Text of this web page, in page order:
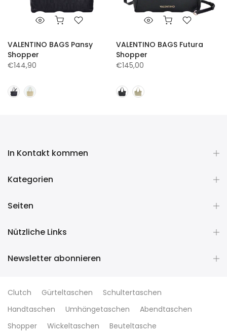
VALENTINO BAGS Pansy
Shopper
€144,90
VALENTINO BAGS Futura
Shopper
€145,00
In Kontakt kommen
Kategorien
Seiten
Nützliche Links
Newsletter abonnieren
Clutch Gürteltaschen
Schultertaschen
Handtaschen
Umhängetaschen
Abendtaschen
Shopper
Wickeltaschen Beuteltasche